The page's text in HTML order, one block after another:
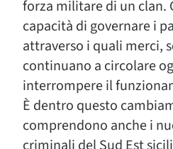
forza militare di un clan.
capacità di governare i
attraverso i quali merci,
continuano a circolare
interrompere il
È dentro questo
comprendono anche i